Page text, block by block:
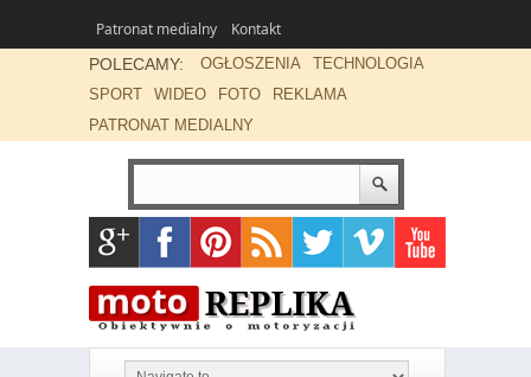
Patronat medialny
Kontakt
POLECAMY: OGŁOSZENIA
TECHNOLOGIA
SPORT
WIDEO FOTO
REKLAMA
PATRONAT MEDIALNY